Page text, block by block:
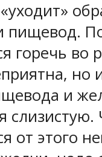
пищевод.
горечь во
но
и
слизистую.
от этого